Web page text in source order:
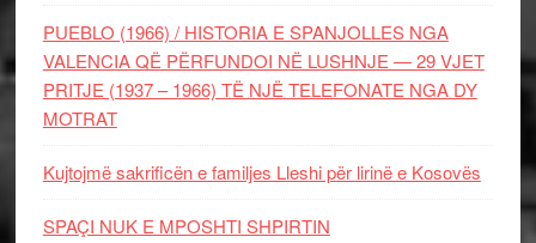
PUEBLO (1966) / HISTORIA E SPANJOLLES NGA
VALENCIA QË PËRFUNDOI NË LUSHNJE — 29 VJET
PRITJE (1937 – 1966) TË NJË TELEFONATE NGA DY
MOTRAT
Kujtojmë sakrificën e familjes Lleshi për lirinë e Kosovës
SPAÇI NUK E MPOSHTI SHPIRTIN